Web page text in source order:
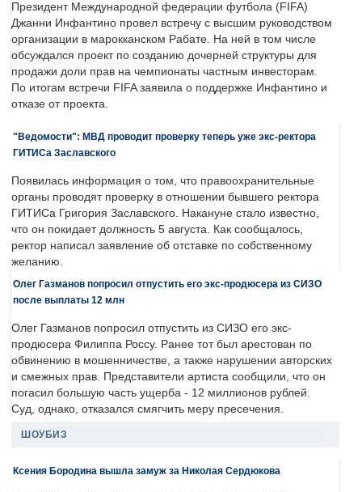
Президент Международной федерации футбола (FIFA)
Джанни Инфантино провел встречу с высшим руководством
организации в марокканском Рабате. На ней в том числе
обсуждался проект по созданию дочерней структуры для
продажи доли прав на чемпионаты частным инвесторам.
По итогам встречи FIFA заявила о поддержке Инфантино и
отказе от проекта.
"Ведомости": МВД проводит проверку теперь уже экс-ректора
ГИТИСа Заславского
Появилась информация о том, что правоохранительные
органы проводят проверку в отношении бывшего ректора
ГИТИСа Григория Заславского. Накануне стало известно,
что он покидает должность 5 августа. Как сообщалось,
ректор написал заявление об отставке по собственному
желанию.
Олег Газманов попросил отпустить его экс-продюсера из СИЗО
после выплаты 12 млн
Олег Газманов попросил отпустить из СИЗО его экс-
продюсера Филиппа Россу. Ранее тот был арестован по
обвинению в мошенничестве, а также нарушении авторских
и смежных прав. Представители артиста сообщили, что он
погасил большую часть ущерба - 12 миллионов рублей.
Суд, однако, отказался смягчить меру пресечения.
ШОУБИЗ
Ксения Бородина вышла замуж за Николая Сердюкова